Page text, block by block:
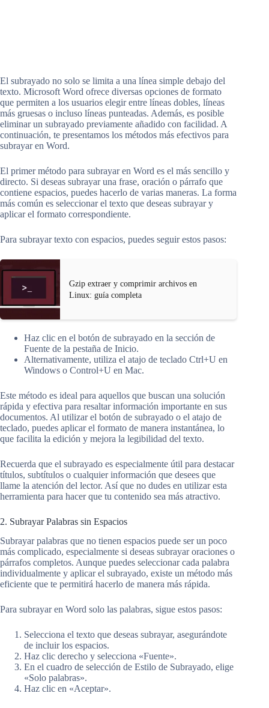
El subrayado no solo se limita a una línea simple debajo del
texto. Microsoft Word ofrece diversas opciones de formato
que permiten a los usuarios elegir entre líneas dobles, líneas
más gruesas o incluso líneas punteadas. Además, es posible
eliminar un subrayado previamente añadido con facilidad. A
continuación, te presentamos los métodos más efectivos para
subrayar en Word.
El primer método para subrayar en Word es el más sencillo y
directo. Si deseas subrayar una frase, oración o párrafo que
contiene espacios, puedes hacerlo de varias maneras. La forma
más común es seleccionar el texto que deseas subrayar y
aplicar el formato correspondiente.
Para subrayar texto con espacios, puedes seguir estos pasos:
Gzip extraer y comprimir archivos en
Linux: guía completa
Haz clic en el botón de subrayado en la sección de
Fuente de la pestaña de Inicio.
Alternativamente, utiliza el atajo de teclado Ctrl+U en
Windows o Control+U en Mac.
Este método es ideal para aquellos que buscan una solución
rápida y efectiva para resaltar información importante en sus
documentos. Al utilizar el botón de subrayado o el atajo de
teclado, puedes aplicar el formato de manera instantánea, lo
que facilita la edición y mejora la legibilidad del texto.
Recuerda que el subrayado es especialmente útil para destacar
títulos, subtítulos o cualquier información que desees que
llame la atención del lector. Así que no dudes en utilizar esta
herramienta para hacer que tu contenido sea más atractivo.
2. Subrayar Palabras sin Espacios
Subrayar palabras que no tienen espacios puede ser un poco
más complicado, especialmente si deseas subrayar oraciones o
párrafos completos. Aunque puedes seleccionar cada palabra
individualmente y aplicar el subrayado, existe un método más
eficiente que te permitirá hacerlo de manera más rápida.
Para subrayar en Word solo las palabras, sigue estos pasos:
Selecciona el texto que deseas subrayar, asegurándote
de incluir los espacios.
Haz clic derecho y selecciona «Fuente».
En el cuadro de selección de Estilo de Subrayado, elige
«Solo palabras».
Haz clic en «Aceptar».